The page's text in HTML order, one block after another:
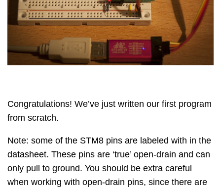
Congratulations! We’ve just written our first program
from scratch.
Note: some of the STM8 pins are labeled with in the
datasheet. These pins are ‘true’ open-drain and can
only pull to ground. You should be extra careful
when working with open-drain pins, since there are